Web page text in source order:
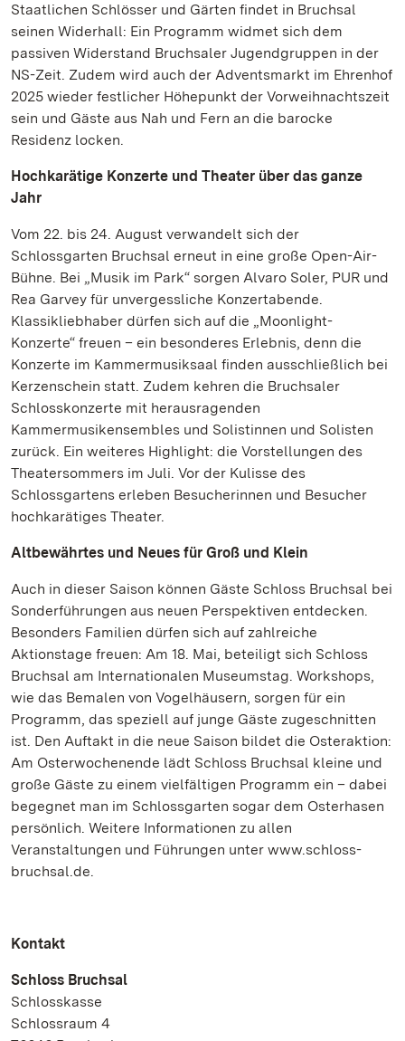
Staatlichen Schlösser und Gärten findet in Bruchsal
seinen Widerhall: Ein Programm widmet sich dem
passiven Widerstand Bruchsaler Jugendgruppen in der
NS-Zeit. Zudem wird auch der Adventsmarkt im Ehrenhof
2025 wieder festlicher Höhepunkt der Vorweihnachtszeit
sein und Gäste aus Nah und Fern an die barocke
Residenz locken.
Hochkarätige Konzerte und Theater über das ganze
Jahr
Vom 22. bis 24. August verwandelt sich der
Schlossgarten Bruchsal erneut in eine große Open-Air-
Bühne. Bei „Musik im Park“ sorgen Alvaro Soler, PUR und
Rea Garvey für unvergessliche Konzertabende.
Klassikliebhaber dürfen sich auf die „Moonlight-
Konzerte“ freuen – ein besonderes Erlebnis, denn die
Konzerte im Kammermusiksaal finden ausschließlich bei
Kerzenschein statt. Zudem kehren die Bruchsaler
Schlosskonzerte mit herausragenden
Kammermusikensembles und Solistinnen und Solisten
zurück. Ein weiteres Highlight: die Vorstellungen des
Theatersommers im Juli. Vor der Kulisse des
Schlossgartens erleben Besucherinnen und Besucher
hochkarätiges Theater.
Altbewährtes und Neues für Groß und Klein
Auch in dieser Saison können Gäste Schloss Bruchsal bei
Sonderführungen aus neuen Perspektiven entdecken.
Besonders Familien dürfen sich auf zahlreiche
Aktionstage freuen: Am 18. Mai, beteiligt sich Schloss
Bruchsal am Internationalen Museumstag. Workshops,
wie das Bemalen von Vogelhäusern, sorgen für ein
Programm, das speziell auf junge Gäste zugeschnitten
ist. Den Auftakt in die neue Saison bildet die Osteraktion:
Am Osterwochenende lädt Schloss Bruchsal kleine und
große Gäste zu einem vielfältigen Programm ein – dabei
begegnet man im Schlossgarten sogar dem Osterhasen
persönlich. Weitere Informationen zu allen
Veranstaltungen und Führungen unter www.schloss-
bruchsal.de.
Kontakt
Schloss Bruchsal
Schlosskasse
Schlossraum 4